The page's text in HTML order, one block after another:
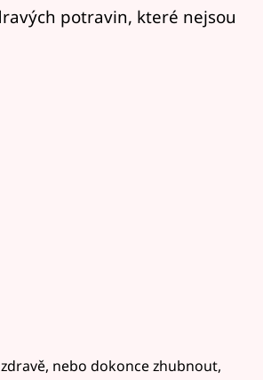
potravin, které nejsou
nebo dokonce zhubnout,